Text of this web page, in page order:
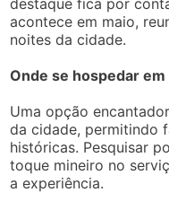
acontece em maio,
noites da cidade.
Onde se hospedar
Uma opção
da cidade, permitindo
históricas. Pesquisar
toque mineiro no
a experiência.